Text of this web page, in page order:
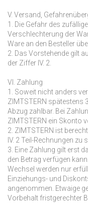
V. Versand,
1. Die Gefahr des
Verschlechterung der
Ware an den Besteller
2. Das Vorstehende gilt
der Ziffer IV. 2.
VI. Zahlung
1. Soweit nicht anders
ZIMTSTERN spätestens
Abzug zahlbar. Bei
ZIMTSTERN ein Skonto
2. ZIMTSTERN ist
IV. 2 Teil-Rechnungen zu
3. Eine Zahlung gilt erst
den Betrag verfügen
Wechsel werden nur
Einziehungs- und
angenommen. Etwaige
Vorbehalt fristgerechter